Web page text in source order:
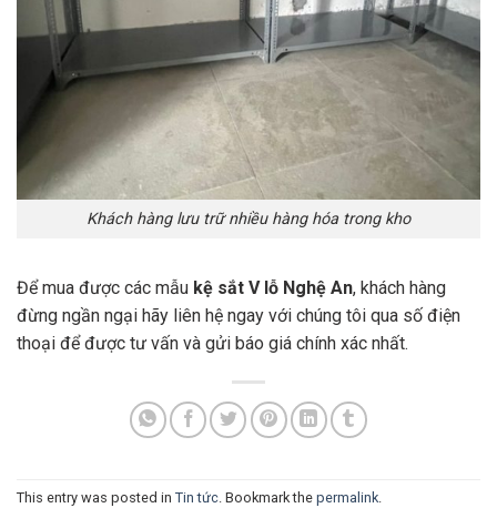
Khách hàng lưu trữ nhiều hàng hóa trong kho
Để mua được các mẫu kệ sắt V lỗ Nghệ An, khách hàng
đừng ngần ngại hãy liên hệ ngay với chúng tôi qua số điện
thoại để được tư vấn và gửi báo giá chính xác nhất.
This entry was posted in Tin tức. Bookmark the permalink.